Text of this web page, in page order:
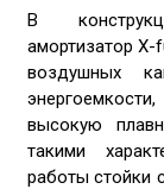
В
амортизатор
воздушных
высокую
такими
работы стойки